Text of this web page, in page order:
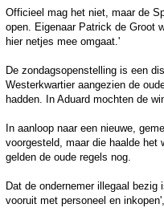
Officieel mag het niet, maar de
open. Eigenaar Patrick de Groot
hier netjes mee omgaat.'
De zondagsopenstelling is een
Westerkwartier aangezien de
hadden. In Aduard mochten de
In aanloop naar een nieuwe,
voorgesteld, maar die haalde het
gelden de oude regels nog.
Dat de ondernemer illegaal
vooruit met personeel en